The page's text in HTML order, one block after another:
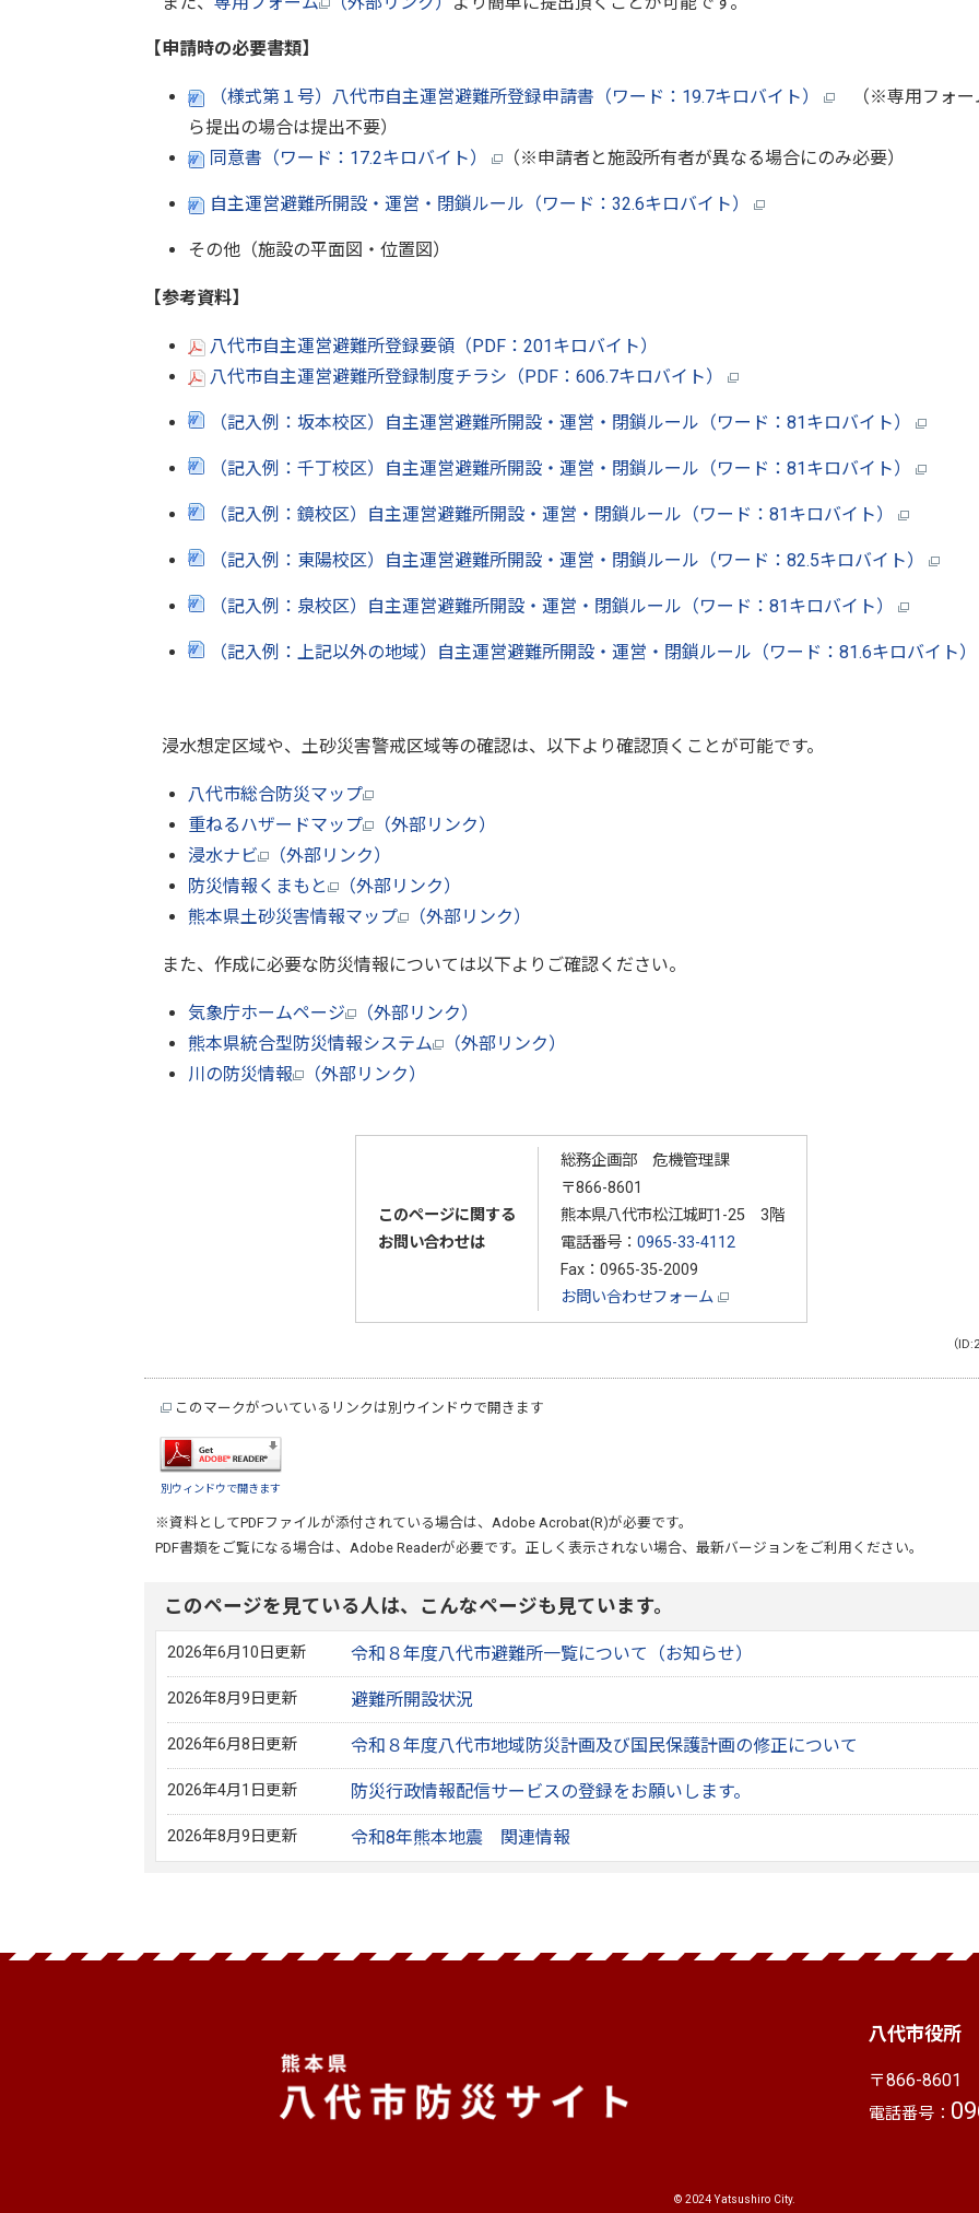
【申請時の必要書類】
（様式第１号）八代市自主運営避難所登録申請書（ワード：19.7キロバイト）
（※専用フォー
ら提出の場合は提出不要）
同意書（ワード：17.2キロバイト）
（※申請者と施設所有者が異なる場合にのみ必要）
自主運営避難所開設・運営・閉鎖ルール（ワード：32.6キロバイト）
その他（施設の平面図・位置図）
【参考資料】
八代市自主運営避難所登録要領（PDF：201キロバイト）
八代市自主運営避難所登録制度チラシ（PDF：606.7キロバイト）
（記入例：坂本校区）自主運営避難所開設・運営・閉鎖ルール（ワード：81キロバイト）
（記入例：千丁校区）自主運営避難所開設・運営・閉鎖ルール（ワード：81キロバイト）
（記入例：鏡校区）自主運営避難所開設・運営・閉鎖ルール（ワード：81キロバイト）
（記入例：東陽校区）自主運営避難所開設・運営・閉鎖ルール（ワード：82.5キロバイト）
（記入例：泉校区）自主運営避難所開設・運営・閉鎖ルール（ワード：81キロバイト）
（記入例：上記以外の地域）自主運営避難所開設・運営・閉鎖ルール（ワード：81.6キロバイト
浸水想定区域や、土砂災害警戒区域等の確認は、以下より確認頂くことが可能です。
八代市総合防災マップ
重ねるハザードマップ
（外部リンク）
浸水ナビ
（外部リンク）
防災情報くまもと
（外部リンク）
熊本県土砂災害情報マップ
（外部リンク）
また、作成に必要な防災情報については以下よりご確認ください。
気象庁ホームページ
（外部リンク）
熊本県統合型防災情報システム
（外部リンク）
川の防災情報
（外部リンク）
このページに関する
お問い合わせは
総務企画部 危機管理課
〒866-8601
熊本県八代市松江城町1-25 3階
電話番号： 0965-33-4112
Fax：0965-35-2009
お問い合わせフォーム
（
このマークがついているリンクは別ウインドウで開きます
別ウィンドウで開きます
※資料としてPDFファイルが添付されている場合は、 Adobe Acrobat(R)が必要です。
PDF書類をご覧になる場合は、 Adobe Readerが必要です。正しく表示されない場合、最新バージョンをご利用ください。
このページを見ている人は、こんなページも見ています。
2026年6月10日更新 令和８年度八代市避難所一覧について（お知らせ）
2026年8月9日更新 避難所開設状況
2026年6月8日更新 令和８年度八代市地域防災計画及び国民保護計画の修正について
2026年4月1日更新 防災行政情報配信サービスの登録をお願いします。
2026年8月9日更新 令和8年熊本地震 関連情報
八代市役所
〒866-8601
電話番号：
© 2024 Yatsushiro City.